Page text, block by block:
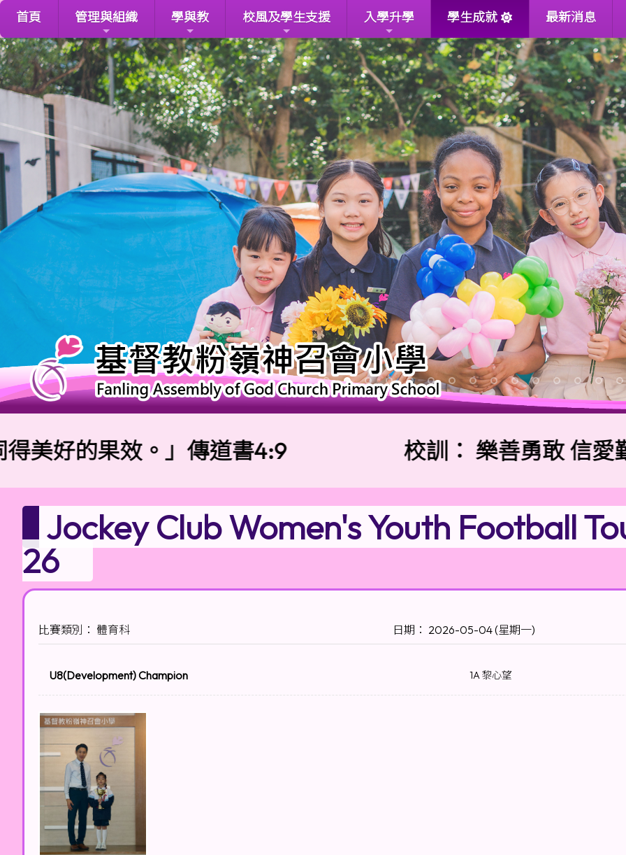
首頁 管理與組織 學與教 校風及學生支援 入學升學 學生成就 最新消息
的果效。」傳道書4:9 校訓：樂善勇敢 信愛勤誠
Jockey Club Women's Youth Football
26
比賽類別： 體育科 日期： 2026-05-04 (星期一)
U8(Development) Champion 1A 黎心望